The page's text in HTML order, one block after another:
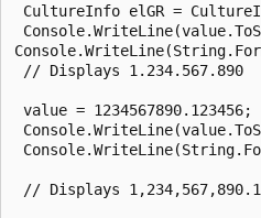
CultureInfo elGR =
// Displays 1.234.567.890
value = 1234567890.123456;
// Displays 1,234,567,890.1